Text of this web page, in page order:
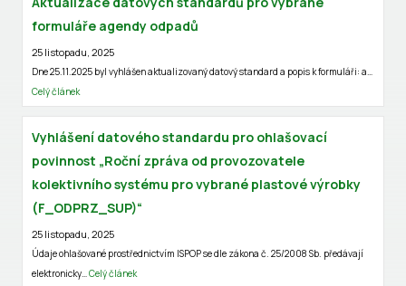
formuláře agendy odpadů
25 listopadu, 2025
Dne 25.11.2025 byl vyhlášen aktualizovaný datový standard a popis k formuláři: a…
Celý článek
Vyhlášení datového standardu pro ohlašovací
povinnost „Roční zpráva od provozovatele
kolektivního systému pro vybrané plastové výrobky
(F_ODPRZ_SUP)“
25 listopadu, 2025
Údaje ohlašované prostřednictvím ISPOP se dle zákona č. 25/2008 Sb. předávají
elektronicky… Celý článek